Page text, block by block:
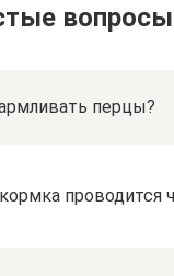
вопросы
перцы?